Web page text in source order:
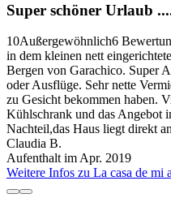
Super schöner Urlaub
10Außergewöhnlich6
in dem kleinen nett
Bergen von Garachico. Super
oder Ausflüge. Sehr nette
zu Gesicht bekommen haben.
Kühlschrank und das Angebot
Nachteil,das Haus liegt direkt
Claudia B.
Aufenthalt im Apr. 2019
Weitere Infos zu La casa de mi